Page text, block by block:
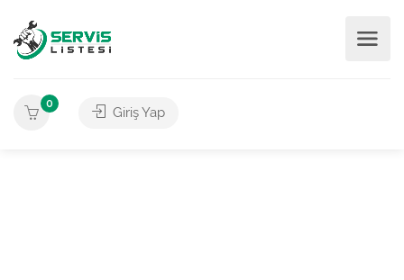
0
Giriş Yap